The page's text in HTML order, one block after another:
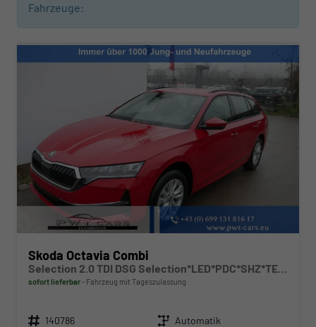
Fahrzeuge:
Skoda Octavia Combi
Selection 2.0 TDI DSG Selection*LED*PDC*SHZ*TEMPOMAT*SMARTLINK*KLIMA*
sofort lieferbar Fahrzeug mit Tageszulassung
Fahrzeugnr. 140786 Getriebe Automatik